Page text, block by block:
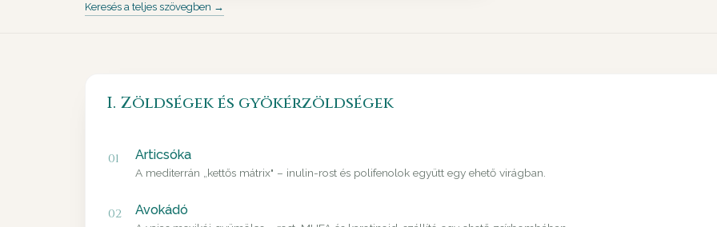
Keresés a teljes szövegben →
I. Zöldségek és gyökérzöldségek
01 Articsóka
A mediterrán „kettős mátrix" – inulin-rost és polifenolok együtt egy ehető virágban.
02 Avokádó